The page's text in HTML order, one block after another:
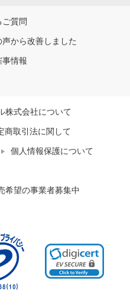
ご質問
声から改善しました
事情報
株式会社について
商取引法に関して
個人情報保護について
希望の事業者募集中